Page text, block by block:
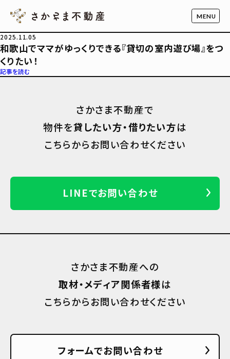
2025.11.05
和歌山でママがゆっくりできる『貸切の室内遊び場』をつ
くりたい！
記事を読む
さかさま不動産で
物件を貸したい方・借りたい方は
こちらからお問い合わせください
LINEでお問い合わせ
さかさま不動産への
取材・メディア関係者様は
こちらからお問い合わせください
フォームでお問い合わせ